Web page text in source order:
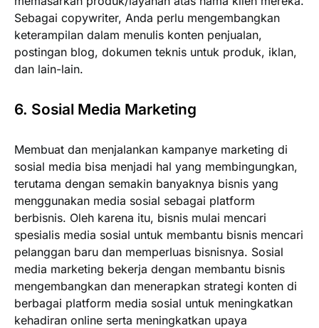
Sebagai copywriter, Anda perlu mengembangkan
keterampilan dalam menulis konten penjualan,
postingan blog, dokumen teknis untuk produk, iklan,
dan lain-lain.
6. Sosial Media Marketing
Membuat dan menjalankan kampanye marketing di
sosial media bisa menjadi hal yang membingungkan,
terutama dengan semakin banyaknya bisnis yang
menggunakan media sosial sebagai platform
berbisnis. Oleh karena itu, bisnis mulai mencari
spesialis media sosial untuk membantu bisnis mencari
pelanggan baru dan memperluas bisnisnya. Sosial
media marketing bekerja dengan membantu bisnis
mengembangkan dan menerapkan strategi konten di
berbagai platform media sosial untuk meningkatkan
kehadiran online serta meningkatkan upaya